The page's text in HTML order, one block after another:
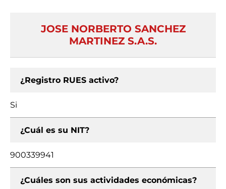
JOSE NORBERTO SANCHEZ
MARTINEZ S.A.S.
¿Registro RUES activo?
Si
¿Cuál es su NIT?
900339941
¿Cuáles son sus actividades económicas?